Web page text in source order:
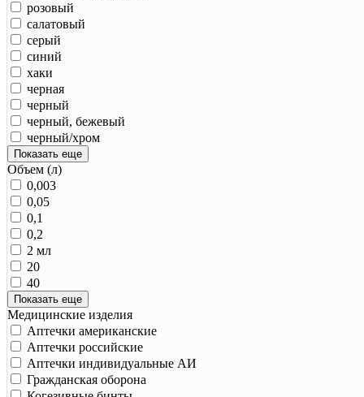
розовый
салатовый
серый
синий
хаки
черная
черный
черный, бежевый
черный/хром
Показать еще
Объем (л)
0,003
0,05
0,1
0,2
2 мл
20
40
Показать еще
Медицинские изделия
Аптечки американские
Аптечки российские
Аптечки индивидуальные АИ
Гражданская оборона